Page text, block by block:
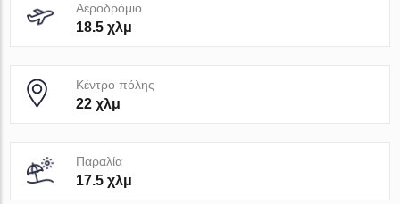
Αεροδρόμιο
18.5 χλμ
Κέντρο πόλης
22 χλμ
Παραλία
17.5 χλμ